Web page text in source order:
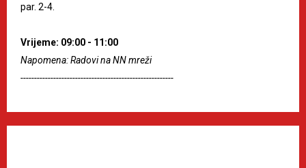
par. 2-4.
Vrijeme: 09:00 - 11:00
Napomena: Radovi na NN mreži
--------------------------------------------------------